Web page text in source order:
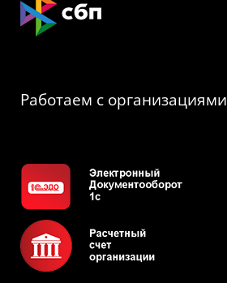
Работаем с организациями